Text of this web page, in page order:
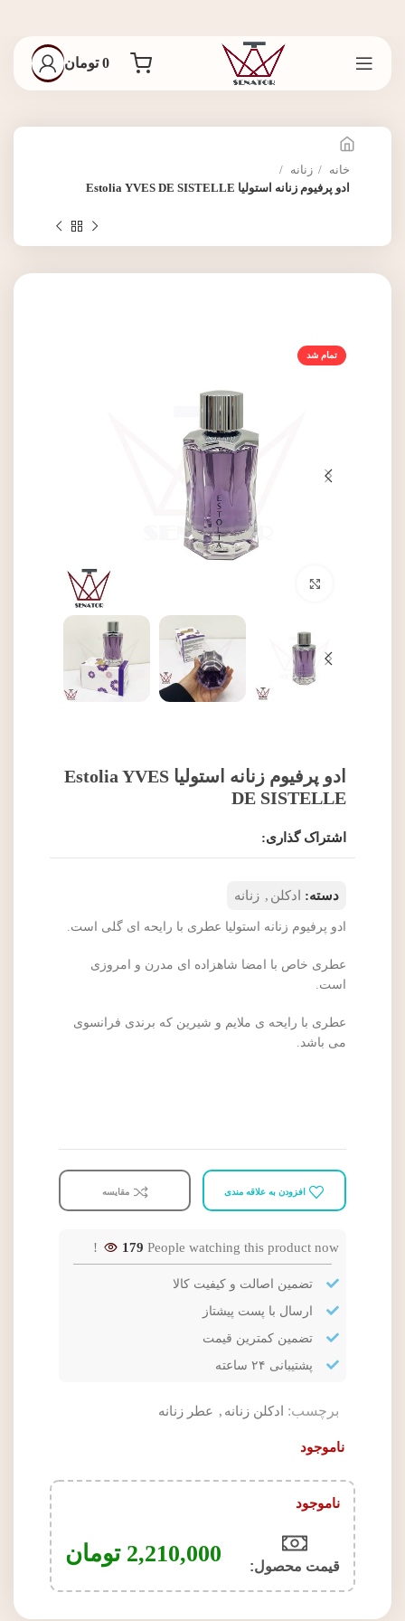
0 تومان
خانه
زنانه
ادو پرفیوم زنانه استولیا Estolia YVES DE SISTELLE
تمام شد
ادو پرفیوم زنانه استولیا Estolia YVES
DE SISTELLE
اشتراک گذاری:
دسته: ادکلن , زنانه
ادو پرفیوم زنانه استولیا عطری با رایحه ای گلی است.
عطری خاص با امضا شاهزاده ای مدرن و امروزی
است.
عطری با رایحه ی ملایم و شیرین که برندی فرانسوی
می باشد.
افزودن به علاقه مندی مقایسه
179 People watching this product now!
تضمین اصالت و کیفیت کالا
ارسال با پست پیشتاز
تضمین کمترین قیمت
پشتیبانی ۲۴ ساعته
برچسب: ادکلن زنانه , عطر زنانه
ناموجود
ناموجود
قیمت محصول:​ 2,210,000 تومان